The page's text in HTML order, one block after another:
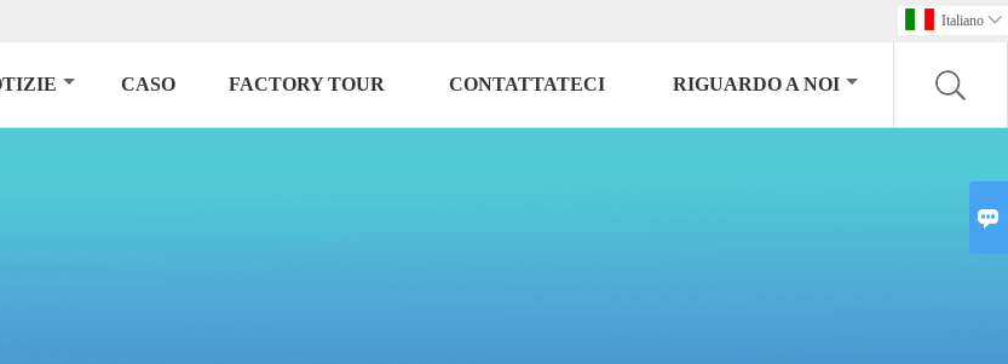
Italiano 
CASO FACTORY TOUR CONTATTATECI RIGUARDO A NOI
